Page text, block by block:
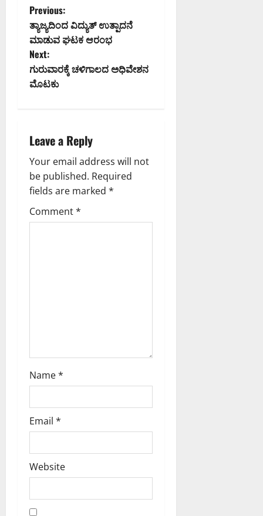
P
o
s
t
a
v
i
g
Previous:
ತ್ಯಾಜ್ಯದಿಂದ ವಿದ್ಯುತ್ ಉತ್ಪಾದನೆ
ಮಾಡುವ ಘಟಕ ಆರಂಭ
Next:
ಗುರುವಾರಕ್ಕೆ ಚಳಿಗಾಲದ ಅಧಿವೇಶನ
ಮೊಟಕು
Leave a Reply
Your email address will not
be published. Required
fields are marked *
Comment*
Name*
Email *
Website